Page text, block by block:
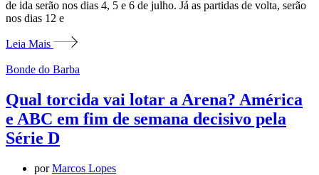
de ida serão nos dias 4, 5 e 6 de julho. Já as partidas de volta, serão
nos dias 12 e
Leia Mais
Bonde do Barba
Qual torcida vai lotar a Arena? América
e ABC em fim de semana decisivo pela
Série D
porMarcos Lopes